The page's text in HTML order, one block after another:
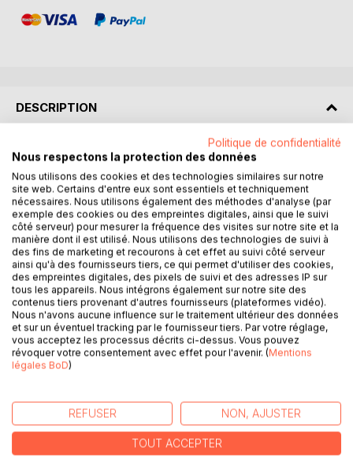
DESCRIPTION
RÉSUMÉ :
"Napoléon le Petit" est un pamphlet incisif de Victor Hugo,
rédigé en 1852 à la suite du coup d'État du 2 décembre
1851 mené par Louis-Napoléon Bonaparte, futur Napoléon
III. Cet ouvrage est une critique virulente de l'usurpation du
pouvoir par Napoléon III, qui, élu président de la Deuxième
République française, s'est emparé du pouvoir en violant la
constitution. Hugo, exilé à Jersey, utilise sa plume acérée
pour dénoncer ce qu'il perçoit comme une trahison des
idéaux républicains. Le texte se divise en plusieurs
chapitres, chacun explorant un aspect différent de la
tyrannie de Napoléon III, de la manipulation politique à
l'oppression de la presse. Hugo ne se contente pas de
condamner les actions de Napoléon III, mais il s'attaque
complices d'une dictature naissante. À travers une prose
passionnée et parfois poétique, Hugo appelle à la
résistance et à la défense des libertés démocratiques.
"Napoléon le Petit" est non seulement un document
Politique de confidentialité
Nous respectons la protection des données
Nous utilisons des cookies et des technologies similaires sur notre
site web. Certains d'entre eux sont essentiels et techniquement
nécessaires. Nous utilisons également des méthodes d'analyse (par
exemple des cookies ou des empreintes digitales, ainsi que le suivi
côté serveur) pour mesurer la fréquence des visites sur notre site et la
manière dont il est utilisé. Nous utilisons des technologies de suivi à
des fins de marketing et recourons à cet effet au suivi côté serveur
ainsi qu'à des fournisseurs tiers, ce qui permet d'utiliser des cookies,
des empreintes digitales, des pixels de suivi et des adresses IP sur
tous les appareils. Nous intégrons également sur notre site des
contenus tiers provenant d'autres fournisseurs (plateformes vidéo).
Nous n'avons aucune influence sur le traitement ultérieur des données
et sur un éventuel tracking par le fournisseur tiers. Par votre réglage,
vous acceptez les processus décrits ci-dessus. Vous pouvez
révoquer votre consentement avec effet pour l'avenir. (Mentions
légales BoD)
REFUSER NON, AJUSTER
TOUT ACCEPTER